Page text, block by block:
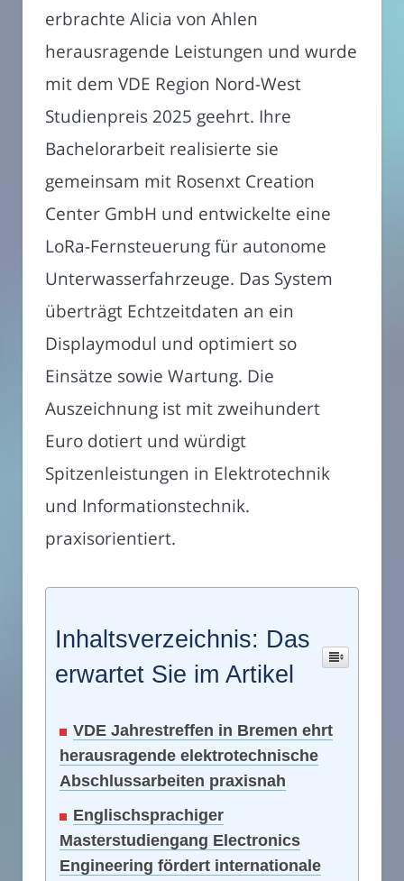
erbrachte Alicia von Ahlen
herausragende Leistungen und wurde
mit dem VDE Region Nord-West
Studienpreis 2025 geehrt. Ihre
Bachelorarbeit realisierte sie
gemeinsam mit Rosenxt Creation
Center GmbH und entwickelte eine
LoRa-Fernsteuerung für autonome
Unterwasserfahrzeuge. Das System
überträgt Echtzeitdaten an ein
Displaymodul und optimiert so
Einsätze sowie Wartung. Die
Auszeichnung ist mit zweihundert
Euro dotiert und würdigt
Spitzenleistungen in Elektrotechnik
und Informationstechnik.
praxisorientiert.
Inhaltsverzeichnis: Das
erwartet Sie im Artikel
VDE Jahrestreffen in Bremen ehrt
herausragende elektrotechnische
Abschlussarbeiten praxisnah
Englischsprachiger
Masterstudiengang Electronics
Engineering fördert internationale